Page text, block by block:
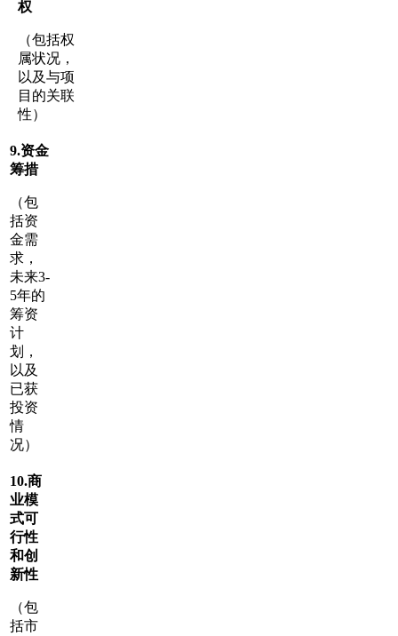
权
（包括权
属状况，
以及与项
目的关联
性）
9.资金
筹措
（包
括资
金需
求，
未来3-
5年的
筹资
计
划，
以及
已获
投资
情
况）
10.商
业模
式可
行性
和创
新性
（包
括市